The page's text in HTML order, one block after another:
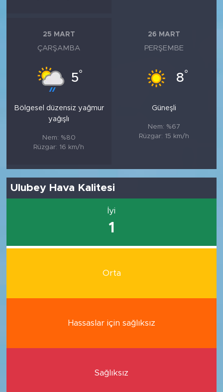
25 MART
ÇARŞAMBA
5°
Bölgesel düzensiz yağmur
yağışlı
Nem: %80
Rüzgar: 16 km/h
26 MART
PERŞEMBE
8°
Güneşli
Nem: %67
Rüzgar: 15 km/h
Ulubey Hava Kalitesi
İyi
1
Orta
Hassaslar için sağlıksız
Sağlıksız